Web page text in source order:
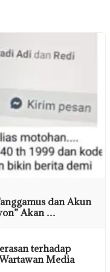
dan Akun
Akan …
terhadap
Media